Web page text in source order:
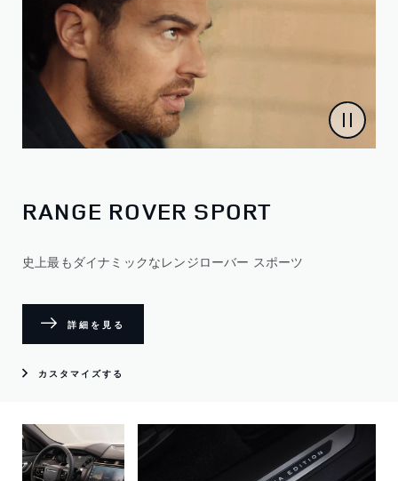
RANGE ROVER SPORT
史上最もダイナミックなレンジローバー スポーツ
詳細を見る
カスタマイズする